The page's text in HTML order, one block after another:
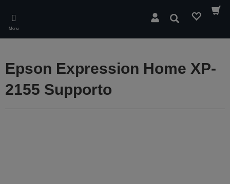
main
content
Menu
Cerca
Epson Expression Home XP-
2155 Supporto